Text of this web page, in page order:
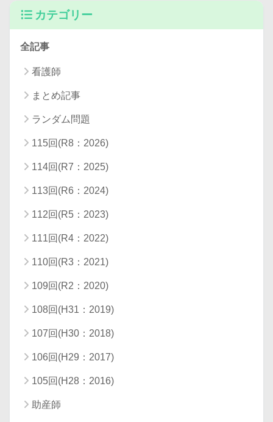
カテゴリー
全記事
看護師
まとめ記事
ランダム問題
115回(R8：2026)
114回(R7：2025)
113回(R6：2024)
112回(R5：2023)
111回(R4：2022)
110回(R3：2021)
109回(R2：2020)
108回(H31：2019)
107回(H30：2018)
106回(H29：2017)
105回(H28：2016)
助産師